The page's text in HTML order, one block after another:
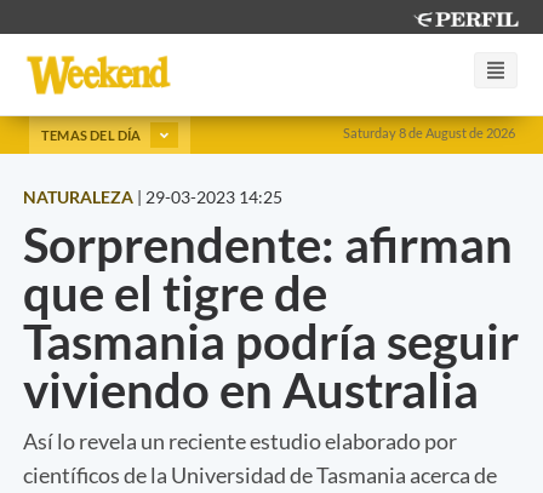
Saturday 8 de August de 2026
TEMAS DEL DÍA
NATURALEZA | 29-03-2023 14:25
Sorprendente: afirman
que el tigre de
Tasmania podría seguir
viviendo en Australia
Así lo revela un reciente estudio elaborado por
científicos de la Universidad de Tasmania acerca de